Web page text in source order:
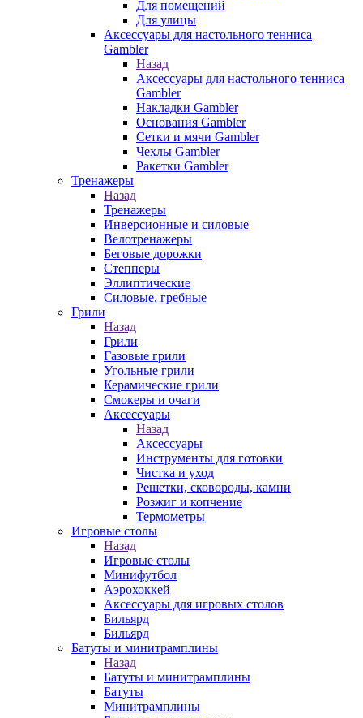
Для помещений
Для улицы
Аксессуары для настольного тенниса
Gambler
Назад
Аксессуары для настольного тенниса
Gambler
Накладки Gambler
Основания Gambler
Сетки и мячи Gambler
Чехлы Gambler
Ракетки Gambler
Тренажеры
Назад
Тренажеры
Инверсионные и силовые
Велотренажеры
Беговые дорожки
Степперы
Эллиптические
Силовые, гребные
Грили
Назад
Грили
Газовые грили
Угольные грили
Керамические грили
Смокеры и очаги
Аксессуары
Назад
Аксессуары
Инструменты для готовки
Чистка и уход
Решетки, сковороды, камни
Розжиг и копчение
Термометры
Игровые столы
Назад
Игровые столы
Минифутбол
Аэрохоккей
Аксессуары для игровых столов
Бильяpд
Бильяpд
Батуты и минитрамплины
Назад
Батуты и минитрамплины
Батуты
Минитрамплины